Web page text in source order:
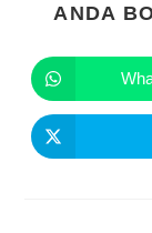
ANDA